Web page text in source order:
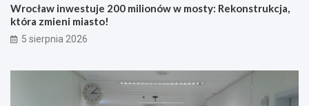
Wrocław inwestuje 200 milionów w mosty: Rekonstrukcja,
która zmieni miasto!
5 sierpnia 2026